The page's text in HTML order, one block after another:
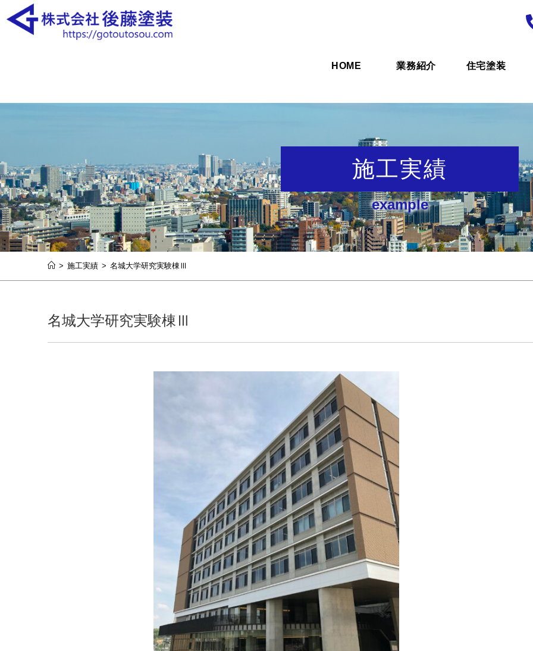
HOME 業務紹介 住宅塗装
施工実績
example
> 施工実績 > 名城大学研究実験棟Ⅲ
名城大学研究実験棟Ⅲ